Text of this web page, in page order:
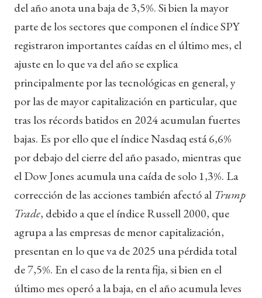
del año anota una baja de 3,5%. Si bien la mayor
parte de los sectores que componen el índice SPY
registraron importantes caídas en el último mes, el
ajuste en lo que va del año se explica
principalmente por las tecnológicas en general, y
por las de mayor capitalización en particular, que
tras los récords batidos en 2024 acumulan fuertes
bajas. Es por ello que el índice Nasdaq está 6,6%
por debajo del cierre del año pasado, mientras que
el Dow Jones acumula una caída de solo 1,3%. La
corrección de las acciones también afectó al Trump
Trade, debido a que el índice Russell 2000, que
agrupa a las empresas de menor capitalización,
presentan en lo que va de 2025 una pérdida total
de 7,5%. En el caso de la renta fija, si bien en el
último mes operó a la baja, en el año acumula leves